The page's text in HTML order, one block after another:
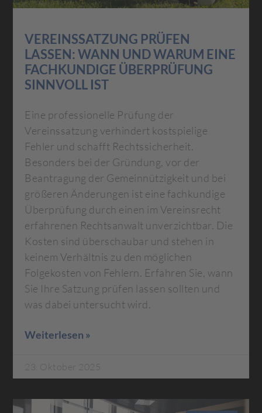
VEREINSSATZUNG PRÜFEN
LASSEN: WANN UND WARUM EINE
FACHKUNDIGE ÜBERPRÜFUNG
SINNVOLL IST
Eine professionelle Prüfung der
Vereinssatzung verhindert kostspielige
Fehler und schafft Rechtssicherheit.
Besonders bei der Gründung, vor der
Beantragung der Gemeinnützigkeit und bei
größeren Änderungen ist eine fachkundige
Überprüfung durch einen im Vereinsrecht
erfahrenen Rechtsanwalt unverzichtbar. Die
Kosten sind überschaubar und stehen in
keinem Verhältnis zu den möglichen
Folgekosten von Fehlern. Erfahren Sie, wann
Sie Ihre Satzung prüfen lassen sollten und
was dabei untersucht wird.
Weiterlesen »
23. Oktober 2025